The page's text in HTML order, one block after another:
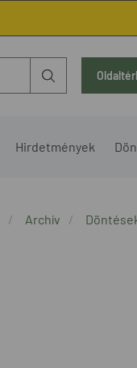
Hirdetmények
Archív